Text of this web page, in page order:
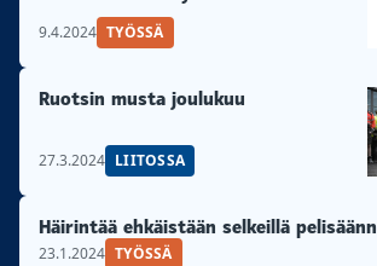
9.4.2024 TYÖSSÄ
Ruotsin musta joulukuu
27.3.2024 LIITOSSA
Häirintää ehkäistään selkeillä
23.1.2024 TYÖSSÄ